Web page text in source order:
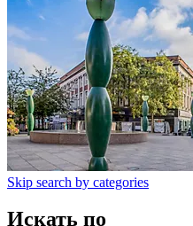
Skip search by categories
Искать по